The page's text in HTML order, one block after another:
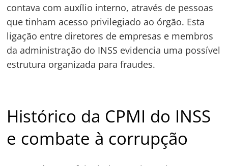
contava com auxílio interno, através de pessoas
que tinham acesso privilegiado ao órgão. Esta
ligação entre diretores de empresas e membros
da administração do INSS evidencia uma possível
estrutura organizada para fraudes.
Histórico da CPMI do INSS
e combate à corrupção